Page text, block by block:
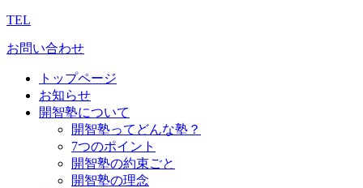
TEL
お問い合わせ
トップページ
お知らせ
開智塾について
開智塾ってどんな塾？
7つのポイント
開智塾の約束ごと
開智塾の理念